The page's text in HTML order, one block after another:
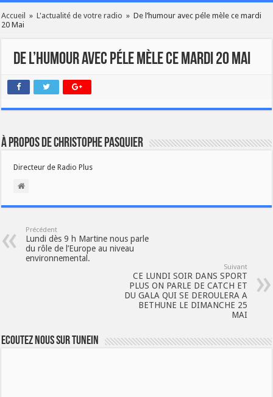
Accueil » L'actualité de votre radio » De l’humour avec péle mèle ce mardi
20 Mai
De l’humour avec péle mèle ce mardi 20 Mai
À propos de Christophe PASQUIER
Directeur de Radio Plus
Précédent
Lundi dès 9 h Martine nous parle
du rôle de l’Europe au niveau
environnemental.
Suivant
CE LUNDI SOIR DANS SPORT
PLUS ON PARLE DE CATCH ET
DU GALA QUI SE DEROULERA A
BETHUNE LE DIMANCHE 25
MAI
Ecoutez nous sur TuneIn